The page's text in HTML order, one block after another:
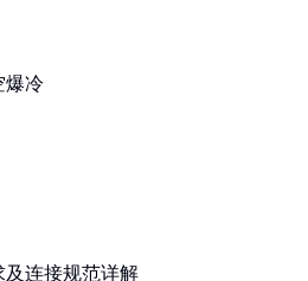
爆冷
连接规范详解